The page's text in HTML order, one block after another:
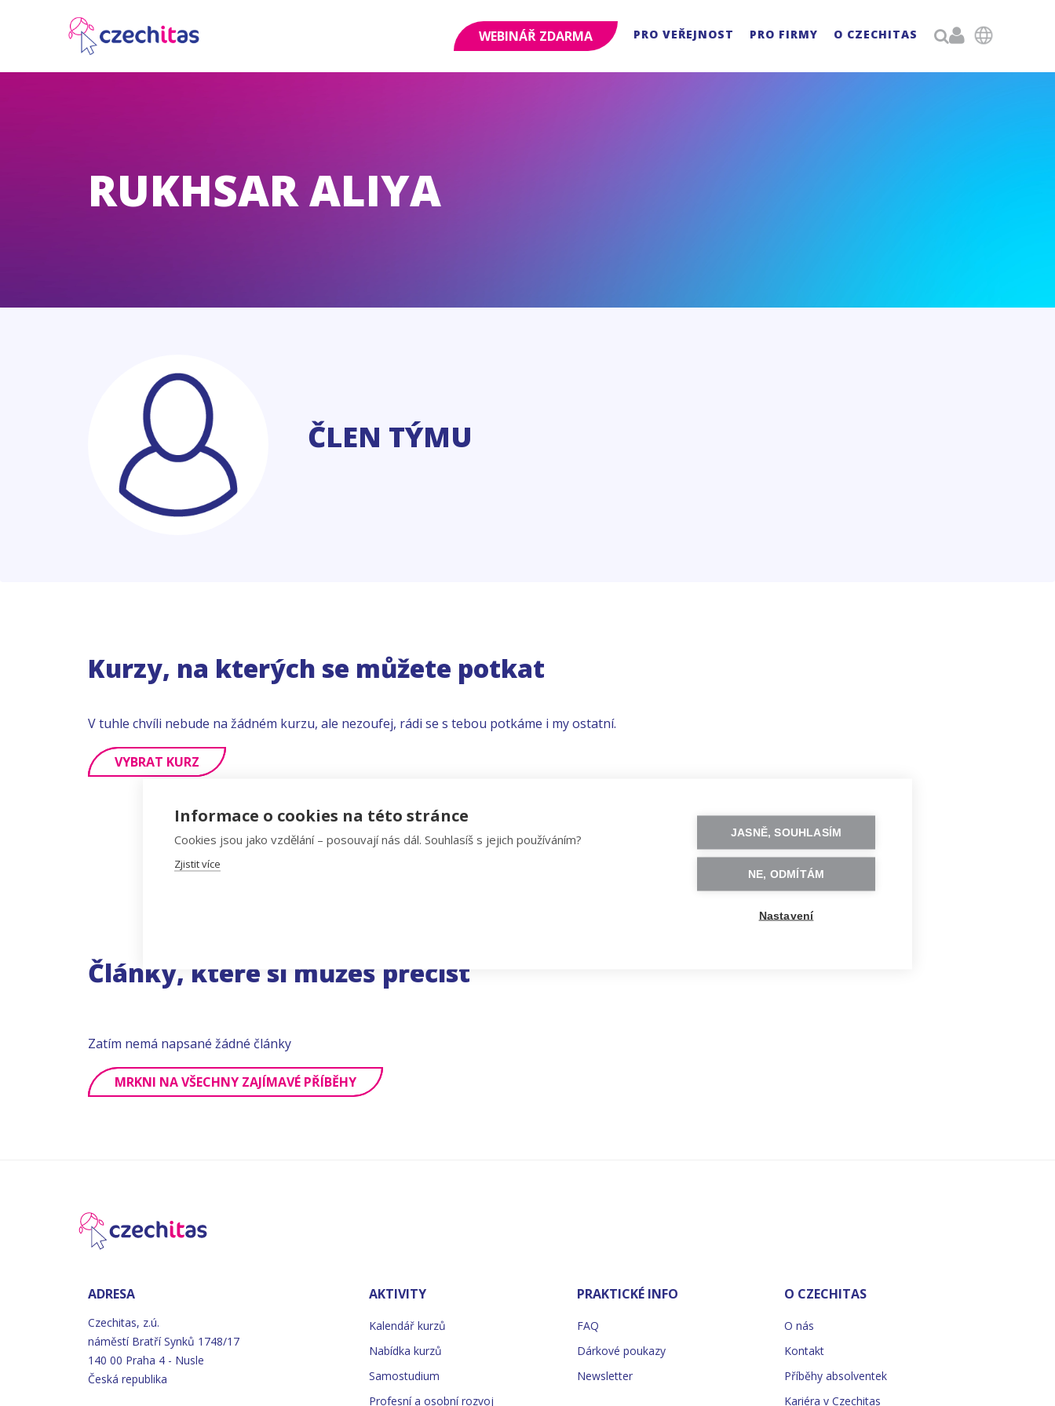
WEBINÁŘ ZDARMA PRO VEŘEJNOST PRO FIRMY O CZECHITAS 
RUKHSAR ALIYA
ČLEN TÝMU
Kurzy, na kterých se můžete potkat
V tuhle chvíli nebude na žádném kurzu, ale nezoufej, rádi se s tebou potkáme i my ostatní.
VYBRAT KURZ
Články, které si můžeš přečíst
Zatím nemá napsané žádné články
MRKNI NA VŠECHNY ZAJÍMAVÉ PŘÍBĚHY
ADRESA
Czechitas, z.ú.
náměstí Bratří Synků 1748/17
140 00 Praha 4 - Nusle
Česká republika
AKTIVITY
Kalendář kurzů
Nabídka kurzů
Samostudium
Profesní a osobní rozvoj
PRAKTICKÉ INFO
FAQ
Dárkové poukazy
Newsletter
O CZECHITAS
O nás
Kontakt
Příběhy absolventek
Kariéra v Czechitas
Informace o cookies na této stránce
Cookies jsou jako vzdělání – posouvají nás dál. Souhlasíš s jejich používáním?
Zjistit více
JASNĚ, SOUHLASÍM
NE, ODMÍTÁM
Nastavení